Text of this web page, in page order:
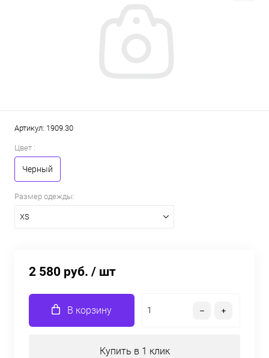
Артикул: 1909.30
Цвет :
Черный
Размер одежды:
XS
2 580 руб. / шт
В корзину
Купить в 1 клик